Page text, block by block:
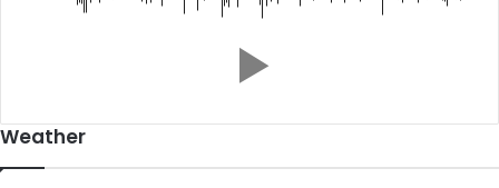
Weather